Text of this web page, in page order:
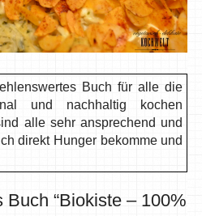
Buch für alle die
und nachhaltig kochen
alle sehr ansprechend und
direkt Hunger bekomme und
Buch “Biokiste – 100%